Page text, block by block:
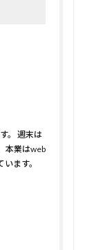
。 週末は
本業はweb
ます。